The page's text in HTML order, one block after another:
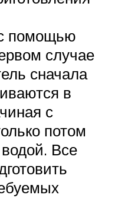
помощью
случае
сначала
в
с
потом
Все